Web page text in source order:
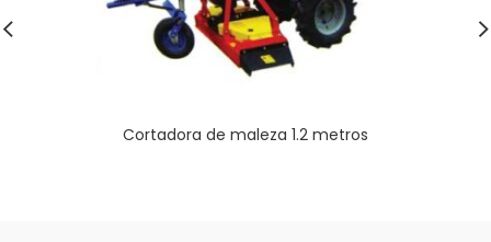
Cortadora de maleza 1.2 metros